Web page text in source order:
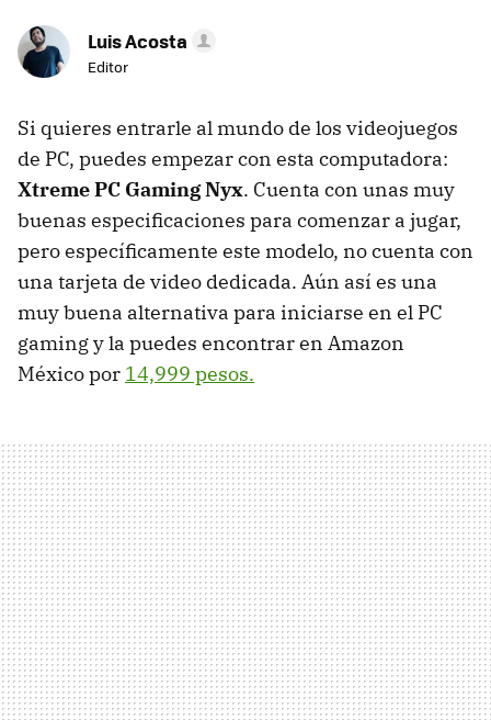
Luis Acosta
Editor
Si quieres entrarle al mundo de los videojuegos
de PC, puedes empezar con esta computadora:
Xtreme PC Gaming Nyx. Cuenta con unas muy
buenas especificaciones para comenzar a jugar,
pero específicamente este modelo, no cuenta con
una tarjeta de video dedicada. Aún así es una
muy buena alternativa para iniciarse en el PC
gaming y la puedes encontrar en Amazon
México por 14,999 pesos.